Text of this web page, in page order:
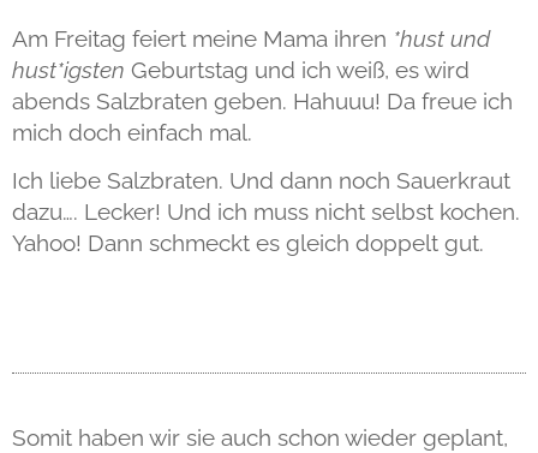
Am Freitag feiert meine Mama ihren *hust und
hust*igsten Geburtstag und ich weiß, es wird
abends Salzbraten geben. Hahuuu! Da freue ich
mich doch einfach mal.
Ich liebe Salzbraten. Und dann noch Sauerkraut
dazu…. Lecker! Und ich muss nicht selbst kochen.
Yahoo! Dann schmeckt es gleich doppelt gut.
Somit haben wir sie auch schon wieder geplant,